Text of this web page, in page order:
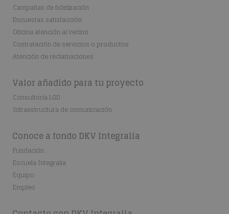
Campañas de fidelización
Encuestas satisfacción
Oficina atención al vecino
Contratación de servicios o productos
Atención de reclamaciones
Valor añadido para tu proyecto
Consultoría LGD
Infraestructura de comunicación
Conoce a fondo DKV Integralia
Fundación
Escuela Integralia
Equipo
Empleo